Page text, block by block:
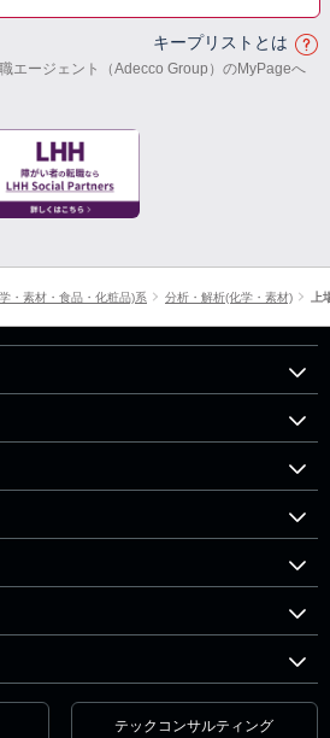
キープリストとは
エージェント（Adecco Group）のMyPageへ
・素材・食品・化粧品)系 分析・解析(化学・素材) 上
テックコンサルティング